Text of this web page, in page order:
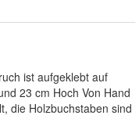
ist aufgeklebt auf
23 cm Hoch Von Hand
die Holzbuchstaben sind